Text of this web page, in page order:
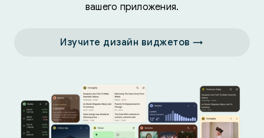
вашего приложения.
Изучите дизайн виджетов →